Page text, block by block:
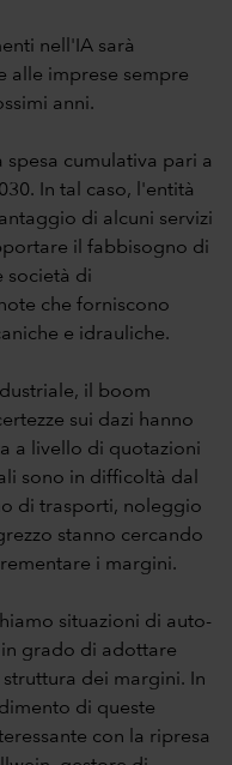
nell'IA sarà
alle imprese sempre
anni.
cumulativa pari a
In tal caso, l'entità
di alcuni servizi
il fabbisogno di
società di
che forniscono
e idrauliche.
il boom
sui dazi hanno
a livello di quotazioni
sono in difficoltà dal
di trasporti, noleggio
stanno cercando
i margini.
situazioni di auto-
in grado di adottare
dei margini. In
di queste
con la ripresa